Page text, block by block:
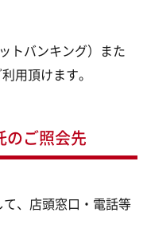
トバンキング）また
用頂けます。
のご照会先
、店頭窓口・電話等